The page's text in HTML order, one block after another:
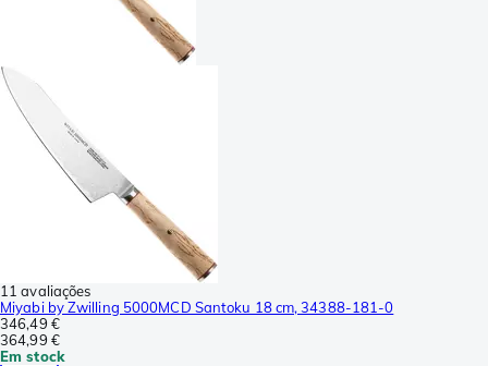
11 avaliações
Miyabi by Zwilling 5000MCD Santoku 18 cm, 34388-181-0
346,49 €
364,99 €
Em stock